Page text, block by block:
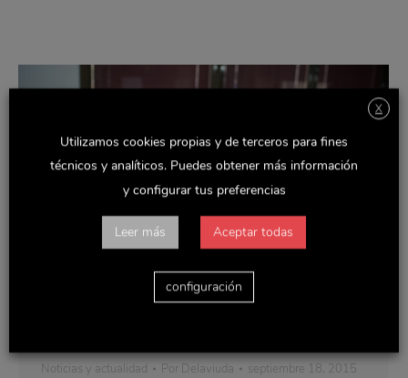
Noticias y actualidad Por Delaviuda septiembre 18, 2015
X
Utilizamos cookies propias y de terceros para fines
técnicos y analíticos. Puedes obtener más información
y configurar tus preferencias
Leer más Aceptar todas
configuración